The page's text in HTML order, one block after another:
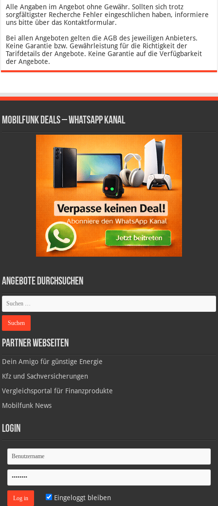
Alle Angaben im Angebot ohne Gewähr. Sollten sich trotz
sorgfältigster Recherche Fehler eingeschlichen haben, informiere
uns bitte über das Kontaktformular.
Bei allen Angeboten gelten die AGB des jeweiligen Anbieters.
Keine Garantie bzw. Gewährleistung für die Richtigkeit der
Tarifdetails der Angebote. Keine Garantie auf die Verfügbarkeit
der Angebote.
Mobilfunk Deals – WhatsApp Kanal
Angebote durchsuchen
Partner Webseiten
Dein Amigo für günstige Energie
Kfz und Sachversicherungen
Vergleichsportal für Finanzprodukte
Mobilfunk News
Login
Eingeloggt bleiben